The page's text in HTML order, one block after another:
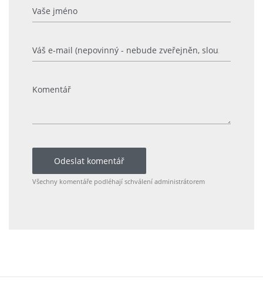
Odeslat komentář
Všechny komentáře podléhají schválení administrátorem